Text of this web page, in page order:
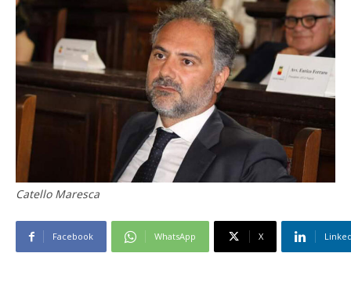
Catello Maresca
Facebook WhatsApp X